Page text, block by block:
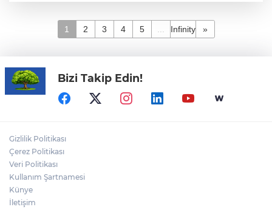
1 2 3 4 5 Infinity »
Bizi Takip Edin!
Gizlilik Politikası
Çerez Politikası
Veri Politikası
Kullanım Şartnamesi
Künye
İletişim